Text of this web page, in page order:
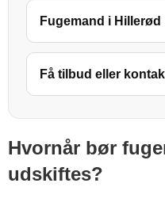
Fugemand i Hillerød
Få tilbud eller
Hvornår bør
udskiftes?